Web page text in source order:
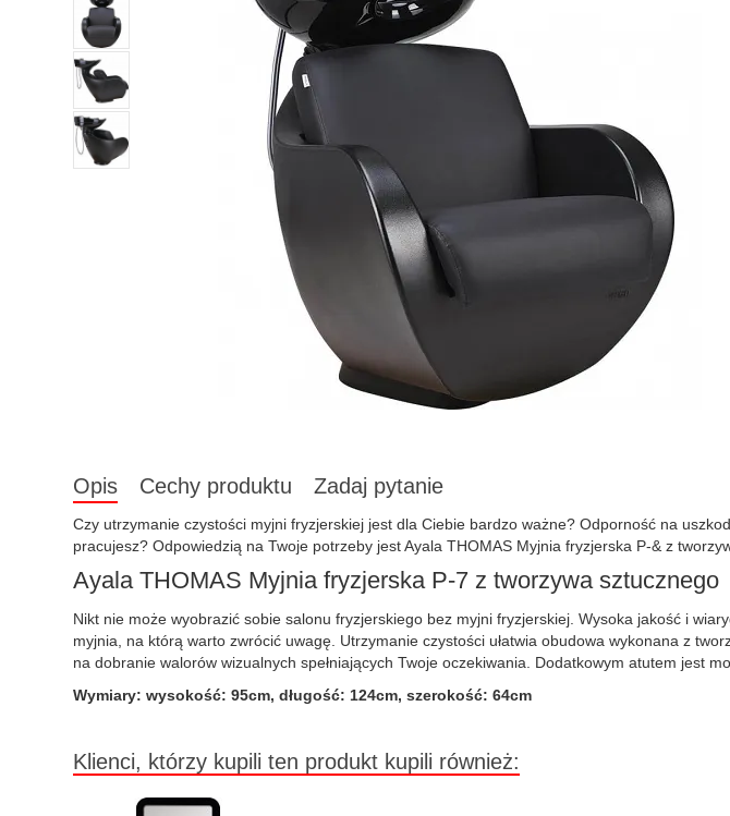
Opis Cechy produktu Zadaj pytanie
Czy utrzymanie czystości myjni fryzjerskiej jest dla Ciebie bardzo ważne? Odporność na
pracujesz? Odpowiedzią na Twoje potrzeby jest Ayala THOMAS Myjnia fryzjerska P-& z
Ayala THOMAS Myjnia fryzjerska P-7 z tworzywa sztucznego
Nikt nie może wyobrazić sobie salonu fryzjerskiego bez myjni fryzjerskiej. Wysoka jakość i
myjnia, na którą warto zwrócić uwagę. Utrzymanie czystości ułatwia obudowa wykonana z
na dobranie walorów wizualnych spełniających Twoje oczekiwania. Dodatkowym atutem jest
Wymiary: wysokość: 95cm, długość: 124cm, szerokość: 64cm
Klienci, którzy kupili ten produkt kupili również: